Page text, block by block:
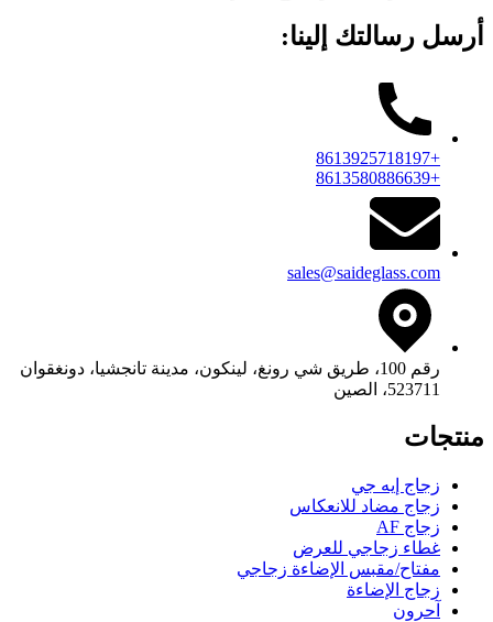
أرسل رسالتك إلينا:
+8613925718197
+8613580886639
sales@saideglass.com
رقم 100، طريق شي رونغ، لينكون، مدينة تانجشيا، دونغقوان
523711، الصين
منتجات
زجاج إيه جي
زجاج مضاد للانعكاس
زجاج AF
غطاء زجاجي للعرض
مفتاح/مقبس الإضاءة زجاجي
زجاج الإضاءة
آحرون